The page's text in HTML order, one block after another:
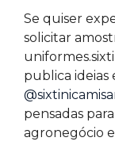
Se quiser
solicitar
publica ideias
pensadas
agronegócio